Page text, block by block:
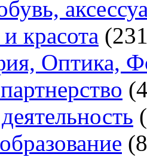
красота
Оптика,